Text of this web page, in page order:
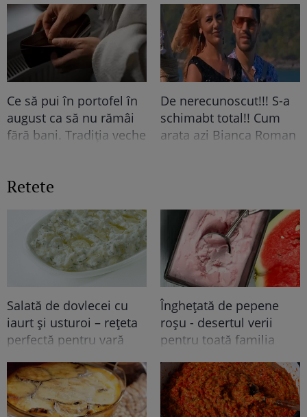
vor uita niciodată
Ce să pui în portofel în
august ca să nu rămâi
fără bani. Tradiția veche
De nerecunoscut!!! S-a
schimabt total!! Cum
arata azi Bianca Roman
Retete
Salată de dovlecei cu
iaurt și usturoi – rețeta
perfectă pentru vară
Înghețată de pepene
roșu - desertul verii
pentru toată familia